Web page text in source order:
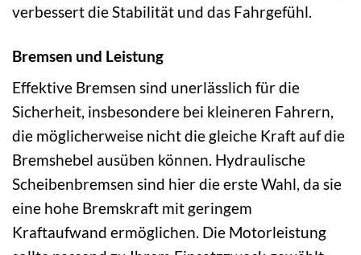
verbessert die Stabilität und das Fahrgefühl.
Bremsen und Leistung
Effektive Bremsen sind unerlässlich für die
Sicherheit, insbesondere bei kleineren Fahrern,
die möglicherweise nicht die gleiche Kraft auf die
Bremshebel ausüben können. Hydraulische
Scheibenbremsen sind hier die erste Wahl, da sie
eine hohe Bremskraft mit geringem
Kraftaufwand ermöglichen. Die Motorleistung